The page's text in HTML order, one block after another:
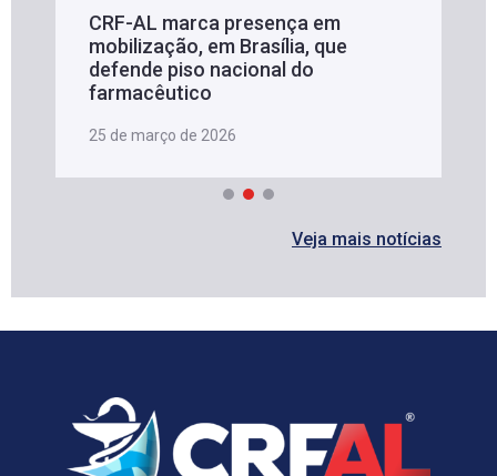
CRF-AL marca presença em
mobilização, em Brasília, que
defende piso nacional do
farmacêutico
25 de março de 2026
Veja mais notícias